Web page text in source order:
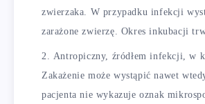
zwierzaka. W przypadku infekcji
zarażone zwierzę. Okres inkubacji
Antropiczny, źródłem infekcji, w
Zakażenie może wystąpić nawet
pacjenta nie wykazuje oznak